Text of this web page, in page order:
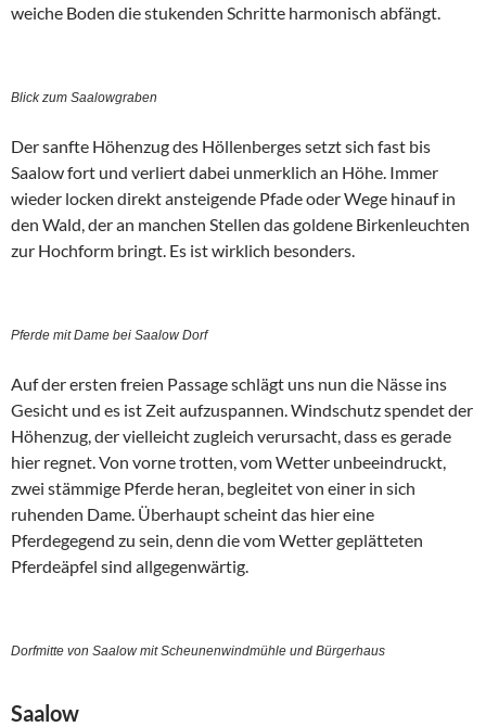
weiche Boden die stukenden Schritte harmonisch abfängt.
Blick zum Saalowgraben
Der sanfte Höhenzug des Höllenberges setzt sich fast bis
Saalow fort und verliert dabei unmerklich an Höhe. Immer
wieder locken direkt ansteigende Pfade oder Wege hinauf in
den Wald, der an manchen Stellen das goldene Birkenleuchten
zur Hochform bringt. Es ist wirklich besonders.
Pferde mit Dame bei Saalow Dorf
Auf der ersten freien Passage schlägt uns nun die Nässe ins
Gesicht und es ist Zeit aufzuspannen. Windschutz spendet der
Höhenzug, der vielleicht zugleich verursacht, dass es gerade
hier regnet. Von vorne trotten, vom Wetter unbeeindruckt,
zwei stämmige Pferde heran, begleitet von einer in sich
ruhenden Dame. Überhaupt scheint das hier eine
Pferdegegend zu sein, denn die vom Wetter geplätteten
Pferdeäpfel sind allgegenwärtig.
Dorfmitte von Saalow mit Scheunenwindmühle und Bürgerhaus
Saalow